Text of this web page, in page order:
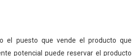
el puesto que vende el producto que
potencial puede reservar el producto